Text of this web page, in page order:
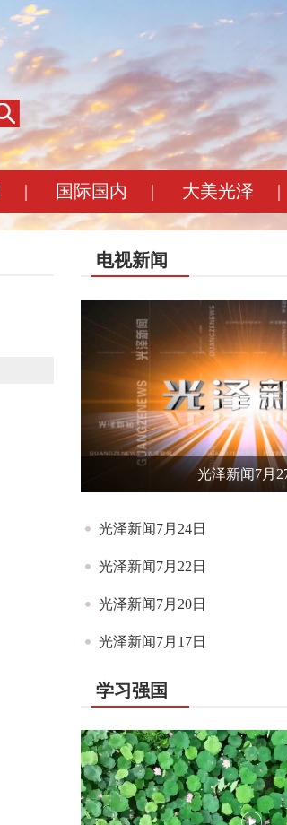
| 国际国内 | 大美光泽 |
电视新闻
光泽新闻7月
光泽新闻7月24日
光泽新闻7月22日
光泽新闻7月20日
光泽新闻7月17日
学习强国